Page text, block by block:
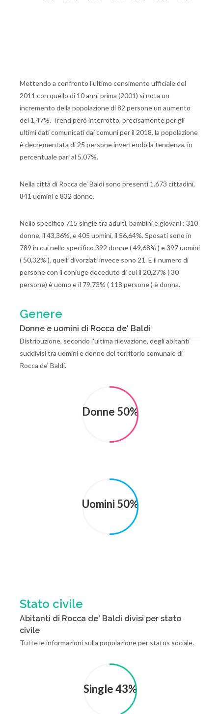
Mettendo a confronto l'ultimo censimento ufficiale del
2011 con quello di 10 anni prima (2001) si nota un
incremento della popolazione di 82 persone un aumento
del 1,47%. Trend però interrotto, precisamente per gli
ultimi dati comunicati dai comuni per il 2018, la popolazione
è decrementata di 25 persone invertendo la tendenza, in
percentuale pari al 5,07%.
Nella città di Rocca de' Baldi sono presenti 1.673 cittadini,
841 uomini e 832 donne.
Nello specifico 715 single tra adulti, bambini e giovani : 310
donne, il 43,36%, e 405 uomini, il 56,64%. Sposati sono in
789 in cui nello specifico 392 donne ( 49,68% ) e 397 uomini
( 50,32% ), quelli divorziati invece sono 21. E il numero di
persone con il coniuge deceduto di cui il 20,27% ( 30
persone) è uomo e il 79,73% ( 118 persone ) è donna.
Genere
Donne e uomini di Rocca de' Baldi
Distribuzione, secondo l'ultima rilevazione, degli abitanti
suddivisi tra uomini e donne del territorio comunale di
Rocca de' Baldi.
Donne 50%
Uomini 50%
Stato civile
Abitanti di Rocca de' Baldi divisi per stato
civile
Tutte le informazioni sulla popolazione per status sociale.
Single 43%